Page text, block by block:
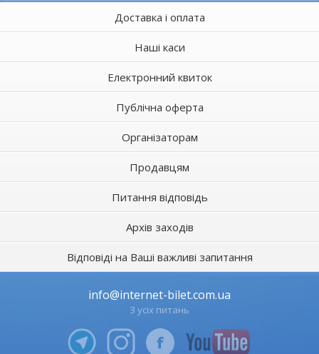
Доставка і оплата
Наші каси
Електронний квиток
Публічна оферта
Організаторам
Продавцям
Питання відповідь
Архів заходів
Відповіді на Ваші важливі запитання
info@internet-bilet.com.ua
З усіх питань